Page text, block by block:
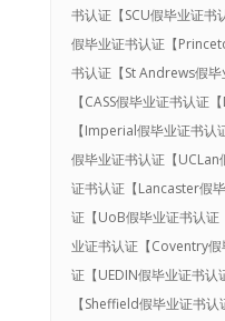
书认证【SCU假毕业证书
假毕业证书认证【
书认证【St Andrews假
【CASS假毕业证书认证
【Imperial假毕业证书
假毕业证书认证【
证书认证【Lancaster假
证【UoB假毕业证书认
业证书认证【Coventry假
证【UEDIN假毕业证书
【Sheffield假毕业证书